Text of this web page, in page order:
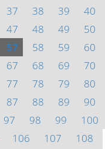
37 38 39
40
47 48 49
50
57 58 59
60
67 68 69
70
77 78 79
80
87 88 89
90
97 98 99
100
106 107
108